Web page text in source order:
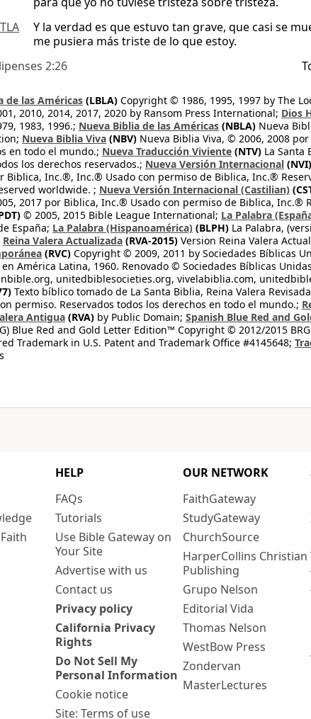
TLA
Y la verdad es que estuvo tan grave, que casi se
me pusiera más triste de lo que estoy.
2:26
de las Américas (LBLA) Copyright © 1986, 1995, 1997 by The
2010, 2014, 2017, 2020 by Ransom Press International; Dios
1983, 1996.; Nueva Biblia de las Américas (NBLA) Nueva
Nueva Biblia Viva (NBV) Nueva Biblia Viva, © 2006, 2008
en todo el mundo.; Nueva Traducción Viviente (NTV) La Santa
los derechos reservados.; Nueva Versión Internacional (NVI)
Biblica, Inc.®, Inc.® Usado con permiso de Biblica, Inc.®
worldwide. ; Nueva Versión Internacional (Castilian)
2017 por Biblica, Inc.® Usado con permiso de Biblica, Inc.®
© 2005, 2015 Bible League International; La Palabra
España; La Palabra (Hispanoamérica) (BLPH) La Palabra,
Reina Valera Actualizada (RVA-2015) Version Reina Valera
(RVC) Copyright © 2009, 2011 by Sociedades Bíblicas
América Latina, 1960. Renovado © Sociedades Bíblicas
unitedbiblesocieties.org, vivelabiblia.com,
Texto bíblico tomado de La Santa Biblia, Reina Valera
permiso. Reservados todos los derechos en todo el mundo.;
Antigua (RVA) by Public Domain; Spanish Blue Red and
Blue Red and Gold Letter Edition™ Copyright © 2012/2015
Trademark in U.S. Patent and Trademark Office #4145648;
HELP
FAQs
Tutorials
Use Bible Gateway on
Your Site
Advertise with us
Contact us
Privacy policy
California Privacy
Rights
Do Not Sell My
Personal Information
Cookie notice
Site: Terms of use
OUR NETWORK
FaithGateway
StudyGateway
ChurchSource
HarperCollins Christian
Publishing
Grupo Nelson
Editorial Vida
Thomas Nelson
WestBow Press
Zondervan
MasterLectures